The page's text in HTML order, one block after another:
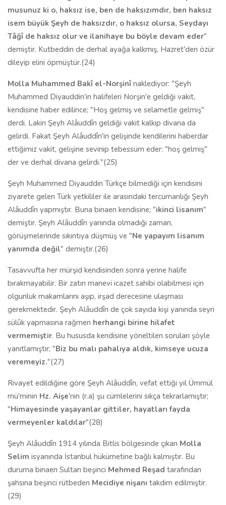
musunuz ki o, haksız ise, ben de haksızımdır, ben haksız
isem büyük Şeyh de haksızdır, o haksız olursa, Seydayı
Tâğî de haksız olur ve ilanihaye bu böyle devam eder"
demiştir. Kutbeddin de derhal ayağa kalkmış, Hazret'den özür
dileyip elini öpmüştür.(24)
Molla Muhammed Bakî el-Norşinî naklediyor: "Şeyh
Muhammed Diyauddin'in halifeleri Norşin'e geldiği vakit,
kendisine haber edilince; "Hoş gelmiş ve selametle gelmiş"
derdi. Lakin Şeyh Alâuddîn geldiği vakit kalkıp divana da
gelirdi. Fakat Şeyh Alâuddîn'in gelişinde kendilerini haberdar
ettiğimiz vakit, gelişine sevinip tebessüm eder: "hoş gelmiş"
der ve derhal divana gelirdi."(25)
Şeyh Muhammed Diyauddin Türkçe bilmediği için kendisini
ziyarete gelen Türk yetkililer ile arasındaki tercümanlığı Şeyh
Alâuddîn yapmıştır. Buna binaen kendisine; "ikinci lisanım"
demiştir. Şeyh Alâuddîn yanında olmadığı zaman,
görüşmelerinde sıkıntıya düşmüş ve "Ne yapayım lisanım
yanımda değil" demiştir.(26)
Tasavvufta her mürşid kendisinden sonra yerine halife
bırakmayabilir. Bir zatın manevi icazet sahibi olabilmesi için
olgunluk makamlarını aşıp, irşad derecesine ulaşması
gerekmektedir. Şeyh Alâuddîn de çok sayıda kişi yanında seyri
sülûk yapmasına rağmen herhangi birine hilafet
vermemiştir. Bu hususda kendisine yöneltilen soruları şöyle
yanıtlamıştır; "Biz bu malı pahalıya aldık, kimseye ucuza
veremeyiz."(27)
Rivayet edildiğine göre Şeyh Alâuddîn, vefat ettiği yıl Ümmül
mü'minin Hz. Aişe'nin (r.a) şu cümlelerini sıkça tekrarlamıştır;
"Himayesinde yaşayanlar gittiler, hayatları fayda
vermeyenler kaldılar"(28)
Şeyh Alâuddîn 1914 yılında Bitlis bölgesinde çıkan Molla
Selim isyanında İstanbul hükümetine bağlı kalmıştır. Bu
duruma binaen Sultan beşinci Mehmed Reşad tarafından
şahsına beşinci rütbeden Mecidiye nişanı takdim edilmiştir.
(29)